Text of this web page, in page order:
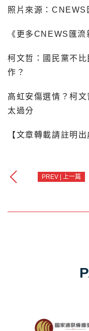
照片來源：CNEWS
《更多CNEWS匯流
柯文哲：國民黨不
作？
高虹安傷選情？柯
太過分
【文章轉載請註明出
PREV | 上一篇